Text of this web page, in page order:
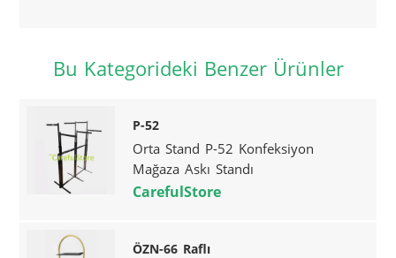
Bu Kategorideki Benzer Ürünler
P-52
Orta Stand P-52 Konfeksiyon
Mağaza Askı Standı
CarefulStore
ÖZN-66 Raflı